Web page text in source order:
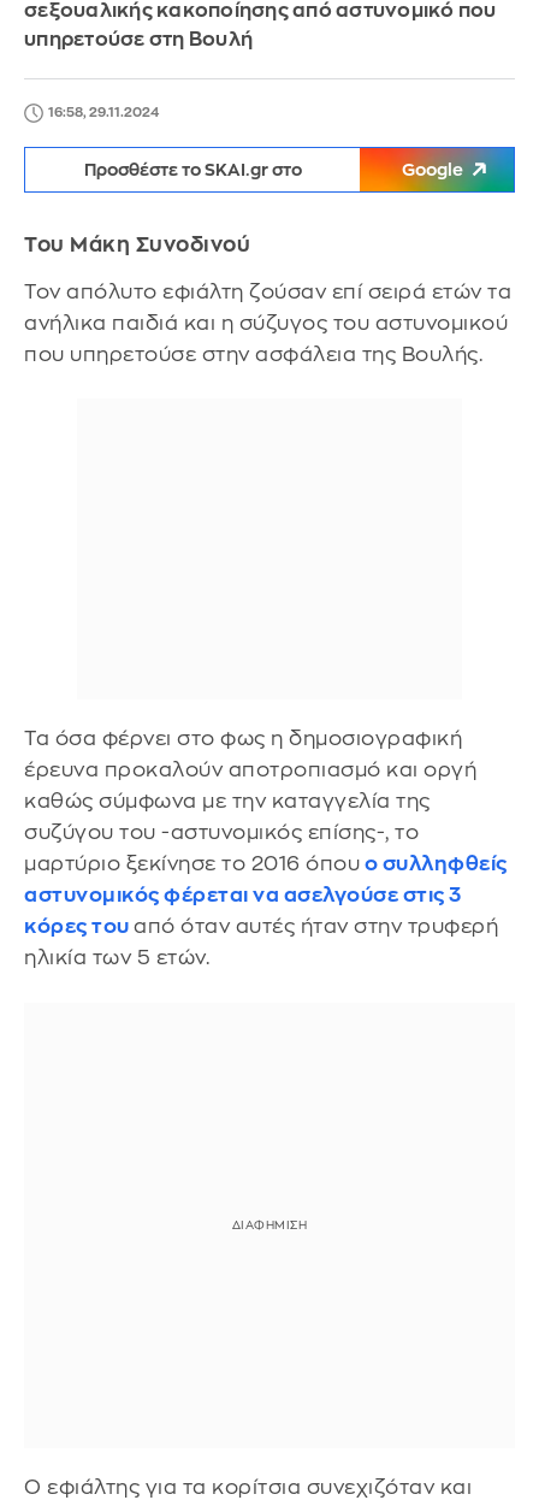
σεξουαλικής κακοποίησης από αστυνομικό που
υπηρετούσε στη Βουλή
16:58, 29.11.2024
Προσθέστε το SKAI.gr στο Google
Του Μάκη Συνοδινού
Τον απόλυτο εφιάλτη ζούσαν επί σειρά ετών τα
ανήλικα παιδιά και η σύζυγος του αστυνομικού
που υπηρετούσε στην ασφάλεια της Βουλής.
Τα όσα φέρνει στο φως η δημοσιογραφική
έρευνα προκαλούν αποτροπιασμό και οργή
καθώς σύμφωνα με την καταγγελία της
συζύγου του -αστυνομικός επίσης-, το
μαρτύριο ξεκίνησε το 2016 όπου ο συλληφθείς
αστυνομικός φέρεται να ασελγούσε στις 3
κόρες του από όταν αυτές ήταν στην τρυφερή
ηλικία των 5 ετών.
Ο εφιάλτης για τα κορίτσια συνεχιζόταν και